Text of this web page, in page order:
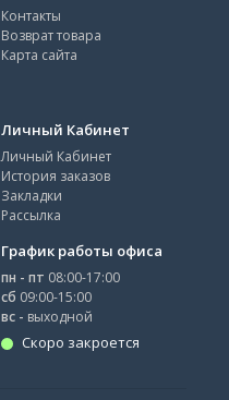
Контакты
Возврат товара
Карта сайта
Личный Кабинет
Личный Кабинет
История заказов
Закладки
Рассылка
График работы офиса
пн - пт 08:00-17:00
сб 09:00-15:00
вс - выходной
Скоро закроется